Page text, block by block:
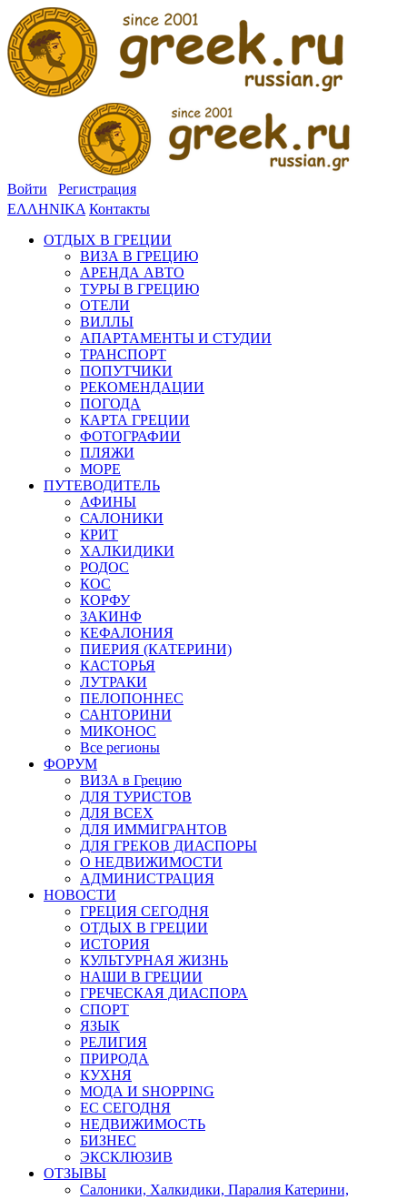
Войти
Регистрация
ΕΛΛΗΝΙΚΑ Контакты
ОТДЫХ В ГРЕЦИИ
ВИЗА В ГРЕЦИЮ
АРЕНДА АВТО
ТУРЫ В ГРЕЦИЮ
ОТЕЛИ
ВИЛЛЫ
АПАРТАМЕНТЫ И СТУДИИ
ТРАНСПОРТ
ПОПУТЧИКИ
РЕКОМЕНДАЦИИ
ПОГОДА
КАРТА ГРЕЦИИ
ФОТОГРАФИИ
ПЛЯЖИ
МОРЕ
ПУТЕВОДИТЕЛЬ
АФИНЫ
САЛОНИКИ
КРИТ
ХАЛКИДИКИ
РОДОС
КОС
КОРФУ
ЗАКИНФ
КЕФАЛОНИЯ
ПИЕРИЯ (КАТЕРИНИ)
КАСТОРЬЯ
ЛУТРАКИ
ПЕЛОПОННЕС
САНТОРИНИ
МИКОНОС
Все регионы
ФОРУМ
ВИЗА в Грецию
ДЛЯ ТУРИСТОВ
ДЛЯ ВСЕХ
ДЛЯ ИММИГРАНТОВ
ДЛЯ ГРЕКОВ ДИАСПОРЫ
О НЕДВИЖИМОСТИ
АДМИНИСТРАЦИЯ
НОВОСТИ
ГРЕЦИЯ СЕГОДНЯ
ОТДЫХ В ГРЕЦИИ
ИСТОРИЯ
КУЛЬТУРНАЯ ЖИЗНЬ
НАШИ В ГРЕЦИИ
ГРЕЧЕСКАЯ ДИАСПОРА
СПОРТ
ЯЗЫК
РЕЛИГИЯ
ПРИРОДА
КУХНЯ
МОДА И SHOPPING
ЕС СЕГОДНЯ
НЕДВИЖИМОСТЬ
БИЗНЕС
ЭКСКЛЮЗИВ
ОТЗЫВЫ
Салоники, Халкидики, Паралия Катерини,